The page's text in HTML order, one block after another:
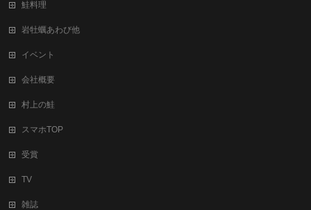
鮭料理
岩牡蠣あわび他
イベント
会社概要
村上の鮭
スマホTOP
受賞
TV
雑誌